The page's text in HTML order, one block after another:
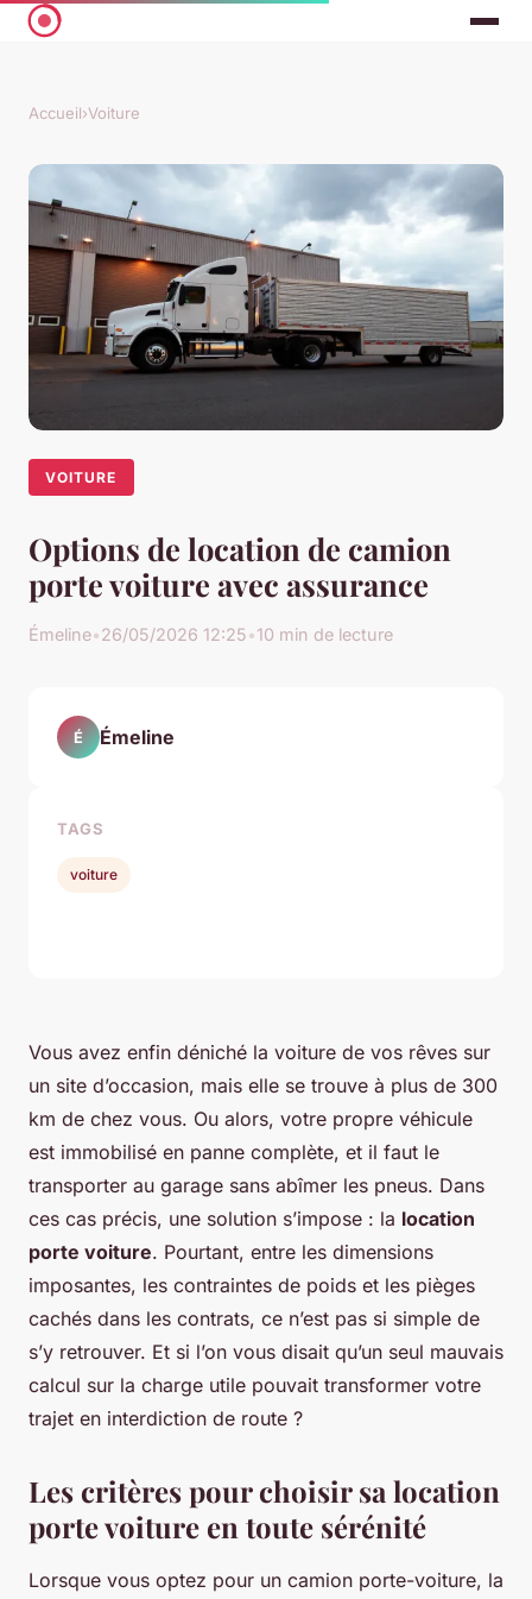
Accueil›Voiture
VOITURE
Options de location de camion
porte voiture avec assurance
Émeline•26/05/2026 12:25•10 min de lecture
Vous avez enfin déniché la voiture de vos rêves sur
un site d’occasion, mais elle se trouve à plus de 300
km de chez vous. Ou alors, votre propre véhicule
est immobilisé en panne complète, et il faut le
transporter au garage sans abîmer les pneus. Dans
ces cas précis, une solution s’impose : la location
porte voiture. Pourtant, entre les dimensions
imposantes, les contraintes de poids et les pièges
cachés dans les contrats, ce n’est pas si simple de
s’y retrouver. Et si l’on vous disait qu’un seul mauvais
calcul sur la charge utile pouvait transformer votre
trajet en interdiction de route ?
Les critères pour choisir sa location
porte voiture en toute sérénité
Lorsque vous optez pour un camion porte-voiture, la
É Émeline
TAGS
voiture